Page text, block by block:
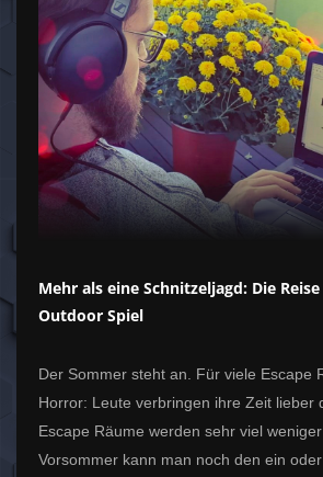
Mehr als eine Schnitzeljagd: Die
Outdoor Spiel
Der Sommer steht an. Für viele Escape
Horror: Leute verbringen ihre Zeit lieber
Escape Räume werden sehr viel
Vorsommer kann man noch den ein